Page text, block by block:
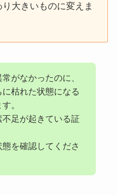
大きいものに変えま
がなかったのに、
枯れた状態になる
。
不足が起きている証
を確認してくださ